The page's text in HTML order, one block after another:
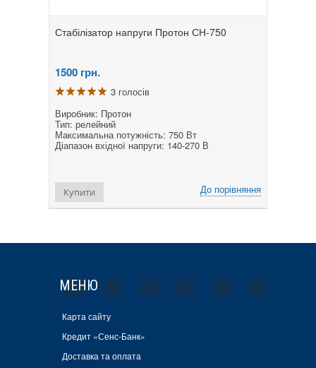
Стабілізатор напруги Протон СН-750
1500 грн.
3 голосів
Виробник: Протон
Тип: релейний
Максимальна потужність: 750 Вт
Діапазон вхідної напруги: 140-270 В
До порівняння
Купити
МЕНЮ
Карта сайту
Кредит «Сенс-Банк»
Доставка та оплата